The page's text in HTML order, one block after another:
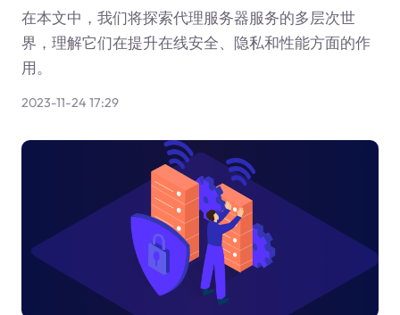
在本文中，我们将探索代理服务器服务的多层次世
界，理解它们在提升在线安全、隐私和性能方面的作
用。
2023-11-24 17:29